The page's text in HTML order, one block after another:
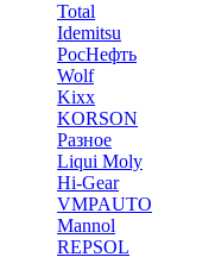
Total
Idemitsu
РосНефть
Wolf
Kixx
KORSON
Разное
Liqui Moly
Hi-Gear
VMPAUTO
Mannol
REPSOL